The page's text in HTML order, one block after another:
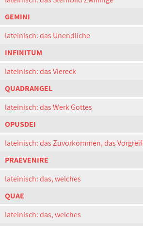
GEMINI
lateinisch: das Unendliche
INFINITUM
lateinisch: das Viereck
QUADRANGEL
lateinisch: das Werk Gottes
OPUSDEI
lateinisch: das Zuvorkommen, das
PRAEVENIRE
lateinisch: das, welches
QUAE
lateinisch: das, welches